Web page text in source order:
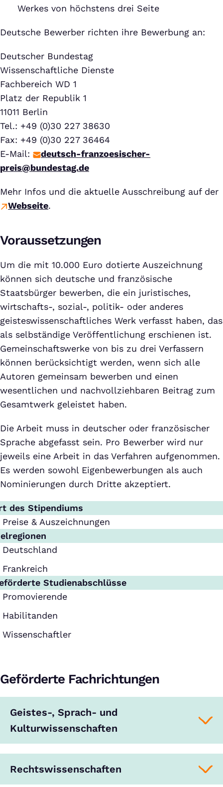
Werkes von höchstens drei Seite
Deutsche Bewerber richten ihre Bewerbung an:
Deutscher Bundestag
Wissenschaftliche Dienste
Fachbereich WD 1
Platz der Republik 1
11011 Berlin
Tel.: +49 (0)30 227 38630
Fax: +49 (0)30 227 36464
E-Mail:
deutsch-franzoesischer-
preis@bundestag.de
Mehr Infos und die aktuelle Ausschreibung auf der
Webseite.
Voraussetzungen
Um die mit 10.000 Euro dotierte Auszeichnung
können sich deutsche und französische
Staatsbürger bewerben, die ein juristisches,
wirtschafts-, sozial-, politik- oder anderes
geisteswissenschaftliches Werk verfasst haben, das
als selbständige Veröffentlichung erschienen ist.
Gemeinschaftswerke von bis zu drei Verfassern
können berücksichtigt werden, wenn sich alle
Autoren gemeinsam bewerben und einen
wesentlichen und nachvollziehbaren Beitrag zum
Gesamtwerk geleistet haben.
Die Arbeit muss in deutscher oder französischer
Sprache abgefasst sein. Pro Bewerber wird nur
jeweils eine Arbeit in das Verfahren aufgenommen.
Es werden sowohl Eigenbewerbungen als auch
Nominierungen durch Dritte akzeptiert.
des Stipendiums
Preise & Auszeichnungen
Deutschland
Frankreich
Studienabschlüsse
Promovierende
Habilitanden
Wissenschaftler
Geförderte Fachrichtungen
Geistes-, Sprach- und
Kulturwissenschaften
Rechtswissenschaften